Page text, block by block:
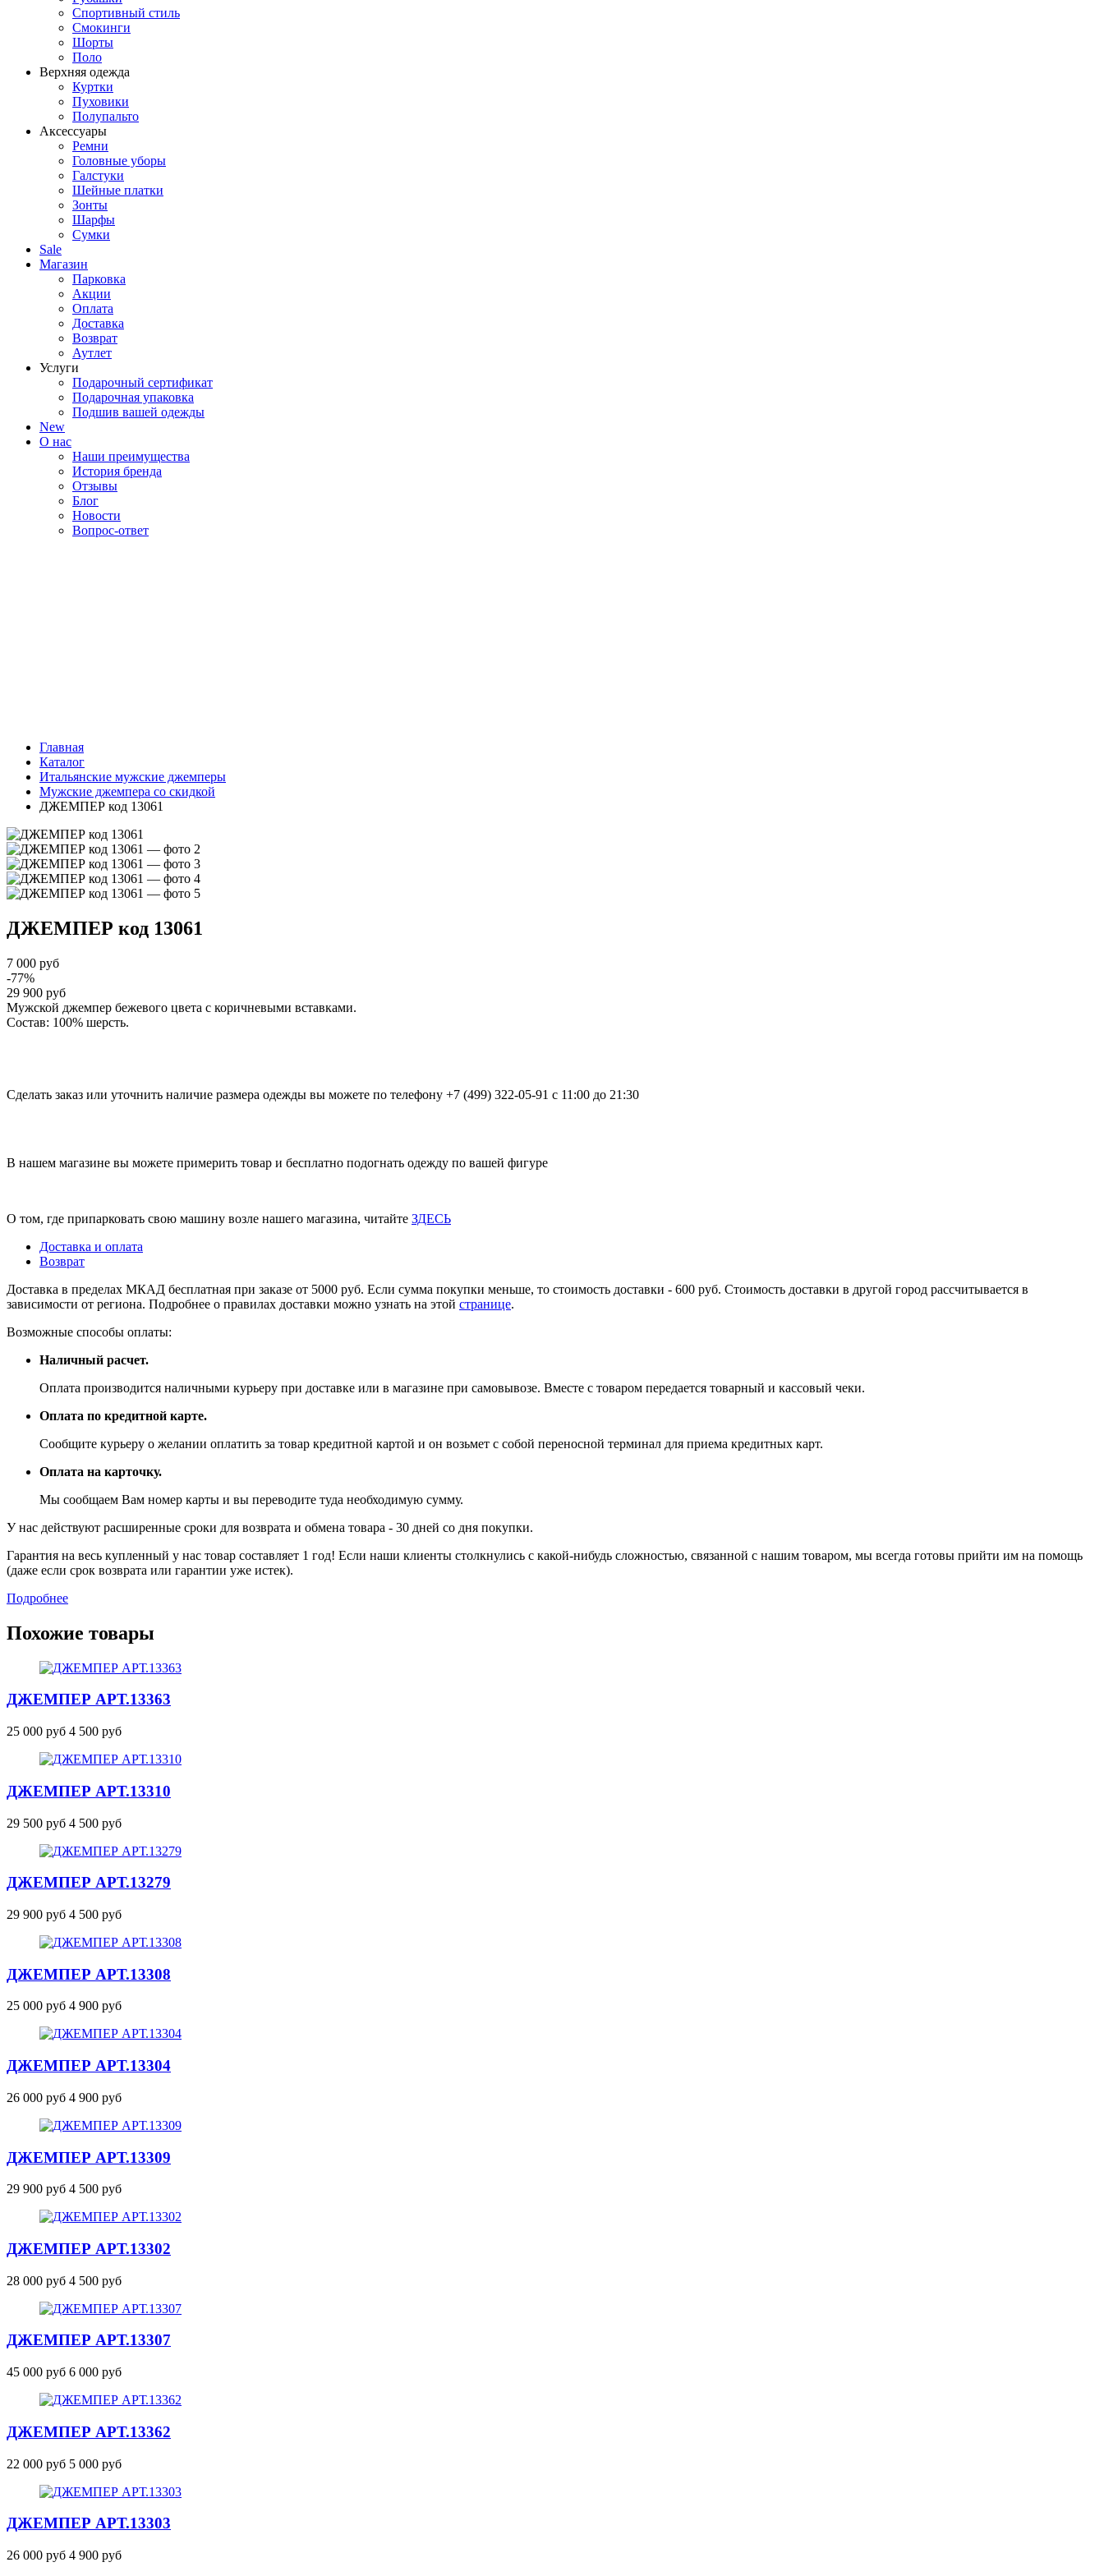
Спортивный стиль
Смокинги
Шорты
Поло
Верхняя одежда
Куртки
Пуховики
Полупальто
Аксессуары
Ремни
Головные уборы
Галстуки
Шейные платки
Зонты
Шарфы
Сумки
Sale
Магазин
Парковка
Акции
Оплата
Доставка
Возврат
Аутлет
Услуги
Подарочный сертификат
Подарочная упаковка
Подшив вашей одежды
New
О нас
Наши преимущества
История бренда
Отзывы
Блог
Новости
Вопрос-ответ
Главная
Каталог
Итальянские мужские джемперы
Мужские джемпера со скидкой
ДЖЕМПЕР код 13061
ДЖЕМПЕР код 13061
7 000 руб
-77%
29 900 руб
Мужской джемпер бежевого цвета с коричневыми вставками.
Состав: 100% шерсть.
Сделать заказ или уточнить наличие размера одежды вы можете по телефону +7 (499) 322-05-91 с 11:00 до 21:30
В нашем магазине вы можете примерить товар и бесплатно подогнать одежду по вашей фигуре
О том, где припарковать свою машину возле нашего магазина, читайте ЗДЕСЬ
Доставка и оплата
Возврат
Доставка в пределах МКАД бесплатная при заказе от 5000 руб. Если сумма покупки меньше, то стоимость доставки - 600 руб. Стоимость доставки в другой город рассчитывается в
зависимости от региона. Подробнее о правилах доставки можно узнать на этой странице.
Возможные способы оплаты:
Наличный расчет.
Оплата производится наличными курьеру при доставке или в магазине при самовывозе. Вместе с товаром передается товарный и кассовый чеки.
Оплата по кредитной карте.
Сообщите курьеру о желании оплатить за товар кредитной картой и он возьмет с собой переносной терминал для приема кредитных карт.
Оплата на карточку.
Мы сообщаем Вам номер карты и вы переводите туда необходимую сумму.
У нас действуют расширенные сроки для возврата и обмена товара - 30 дней со дня покупки.
Гарантия на весь купленный у нас товар составляет 1 год! Если наши клиенты столкнулись с какой-нибудь сложностью, связанной с нашим товаром, мы всегда готовы прийти им на помощь
(даже если срок возврата или гарантии уже истек).
Подробнее
Похожие товары
ДЖЕМПЕР АРТ.13363
25 000 руб 4 500 руб
ДЖЕМПЕР АРТ.13310
29 500 руб 4 500 руб
ДЖЕМПЕР АРТ.13279
29 900 руб 4 500 руб
ДЖЕМПЕР АРТ.13308
25 000 руб 4 900 руб
ДЖЕМПЕР АРТ.13304
26 000 руб 4 900 руб
ДЖЕМПЕР АРТ.13309
29 900 руб 4 500 руб
ДЖЕМПЕР АРТ.13302
28 000 руб 4 500 руб
ДЖЕМПЕР АРТ.13307
45 000 руб 6 000 руб
ДЖЕМПЕР АРТ.13362
22 000 руб 5 000 руб
ДЖЕМПЕР АРТ.13303
26 000 руб 4 900 руб